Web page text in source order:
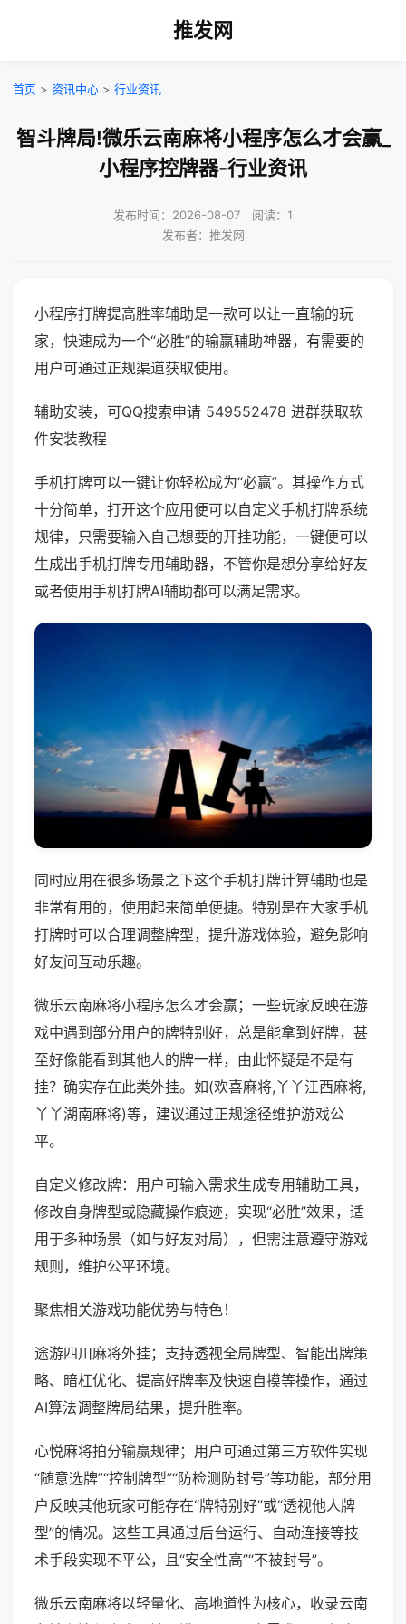
推发网
首页 > 资讯中心 > 行业资讯
智斗牌局!微乐云南麻将小程序怎么才会赢_
小程序控牌器-行业资讯
发布时间：2026-08-07｜阅读：1
发布者：推发网
小程序打牌提高胜率辅助是一款可以让一直输的玩
家，快速成为一个“必胜”的输赢辅助神器，有需要的
用户可通过正规渠道获取使用。
辅助安装，可QQ搜索申请 549552478 进群获取软
件安装教程
手机打牌可以一键让你轻松成为“必赢”。其操作方式
十分简单，打开这个应用便可以自定义手机打牌系统
规律，只需要输入自己想要的开挂功能，一键便可以
生成出手机打牌专用辅助器，不管你是想分享给好友
或者使用手机打牌AI辅助都可以满足需求。
同时应用在很多场景之下这个手机打牌计算辅助也是
非常有用的，使用起来简单便捷。特别是在大家手机
打牌时可以合理调整牌型，提升游戏体验，避免影响
好友间互动乐趣。
微乐云南麻将小程序怎么才会赢；一些玩家反映在游
戏中遇到部分用户的牌特别好，总是能拿到好牌，甚
至好像能看到其他人的牌一样，由此怀疑是不是有
挂？确实存在此类外挂。如(欢喜麻将,丫丫江西麻将,
丫丫湖南麻将)等，建议通过正规途径维护游戏公
平。
自定义修改牌：用户可输入需求生成专用辅助工具，
修改自身牌型或隐藏操作痕迹，实现“必胜”效果，适
用于多种场景（如与好友对局），但需注意遵守游戏
规则，维护公平环境。
聚焦相关游戏功能优势与特色！
途游四川麻将外挂；支持透视全局牌型、智能出牌策
略、暗杠优化、提高好牌率及快速自摸等操作，通过
AI算法调整牌局结果，提升胜率。
心悦麻将拍分输赢规律；用户可通过第三方软件实现
“随意选牌”“控制牌型”“防检测防封号”等功能，部分用
户反映其他玩家可能存在“牌特别好”或“透视他人牌
型”的情况。这些工具通过后台运行、自动连接等技
术手段实现不平公，且“安全性高”“不被封号”。
微乐云南麻将以轻量化、高地道性为核心，收录云南